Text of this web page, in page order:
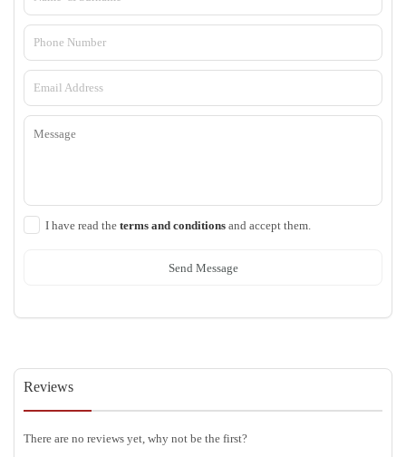
I have read the terms and conditions and accept them.
Send Message
Reviews
There are no reviews yet, why not be the first?